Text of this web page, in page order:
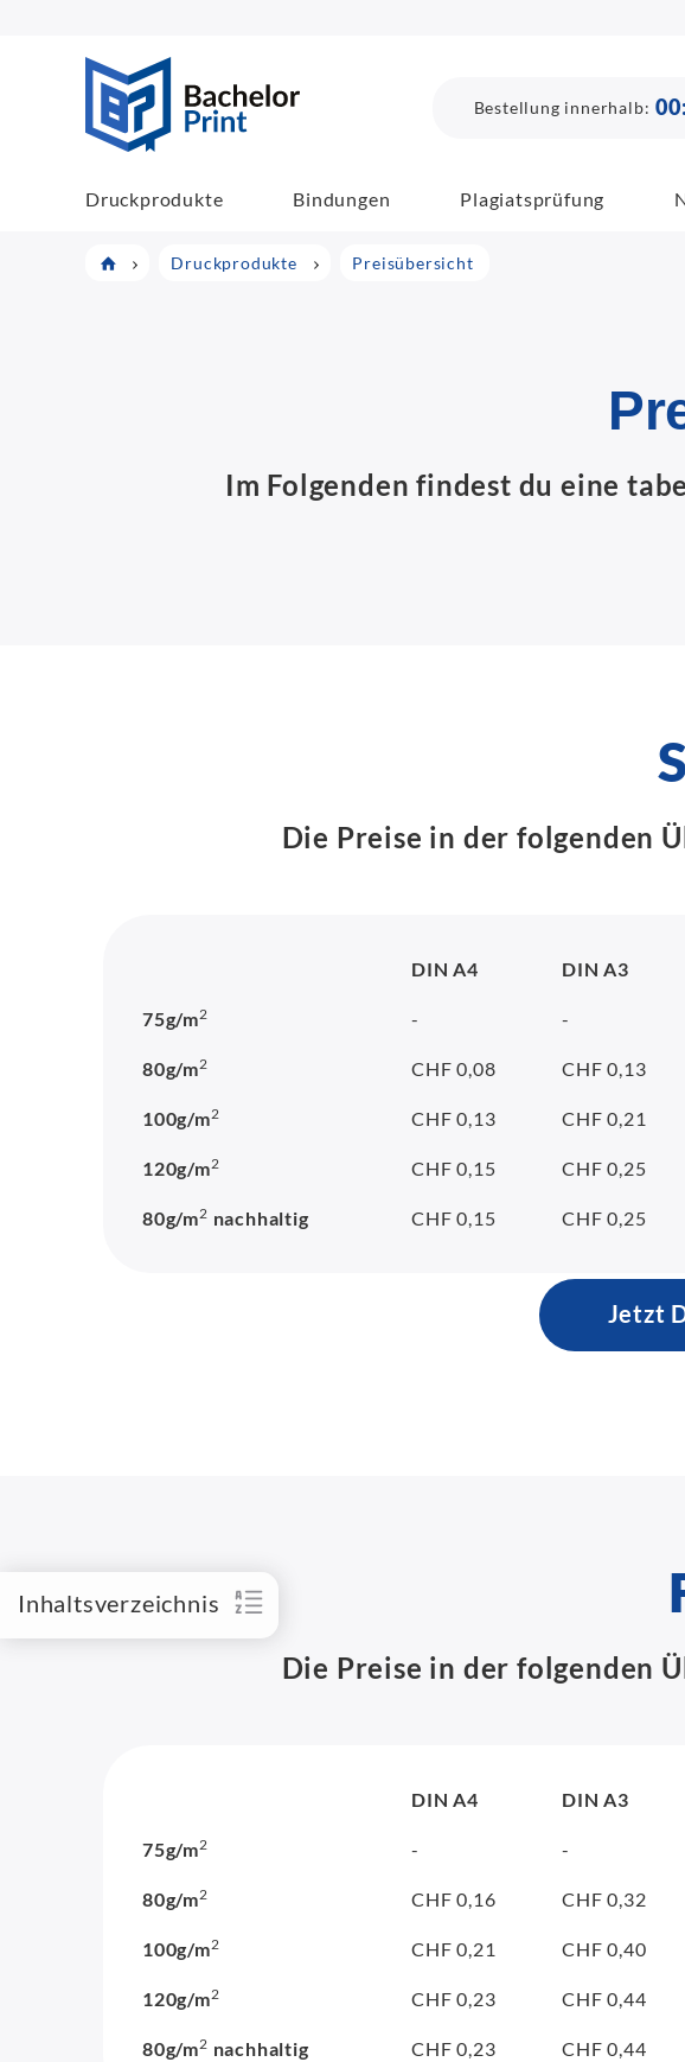
Bestellung innerhalb: 00:
Druckprodukte Bindungen Plagiatsprüfung
Druckprodukte Preisübersicht
Inhaltsverzeichnis
Im Folgenden findest du eine
Die Preise in der folgenden
DIN A4 DIN A3
75g/m2 - -
80g/m2 CHF 0,08 CHF 0,13
100g/m2 CHF 0,13 CHF 0,21
120g/m2 CHF 0,15 CHF 0,25
80g/m2 nachhaltig CHF 0,15 CHF 0,25
Jetzt
Die Preise in der folgenden
DIN A4 DIN A3
75g/m2 - -
80g/m2 CHF 0,16 CHF 0,32
100g/m2 CHF 0,21 CHF 0,40
120g/m2 CHF 0,23 CHF 0,44
80g/m2 nachhaltig CHF 0,23 CHF 0,44